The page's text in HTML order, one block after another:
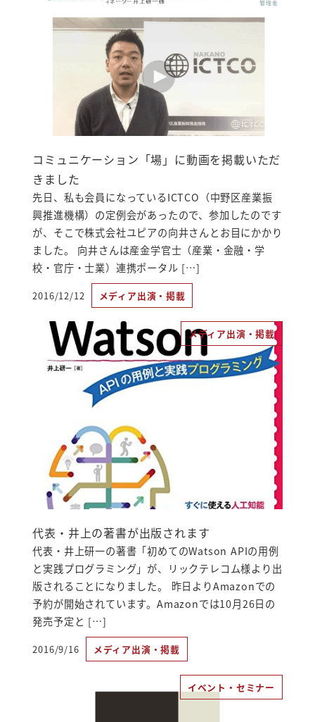
コミュニケーション「場」に動画を掲載いただ
きました
先日、私も会員になっているICTCO（中野区産業振
興推進機構）の定例会があったので、参加したのです
が、そこで株式会社ユピアの向井さんとお目にかかり
ました。 向井さんは産金学官士（産業・金融・学
校・官庁・士業）連携ポータル […]
投稿日
2016/12/12 メディア出演・掲載
メディア出演・掲載
代表・井上の著書が出版されます
代表・井上研一の著書「初めてのWatson APIの用例
と実践プログラミング」が、リックテレコム様より出
版されることになりました。 昨日よりAmazonでの
予約が開始されています。Amazonでは10月26日の
発売予定と […]
投稿日
2016/9/16 メディア出演・掲載
イベント・セミナー